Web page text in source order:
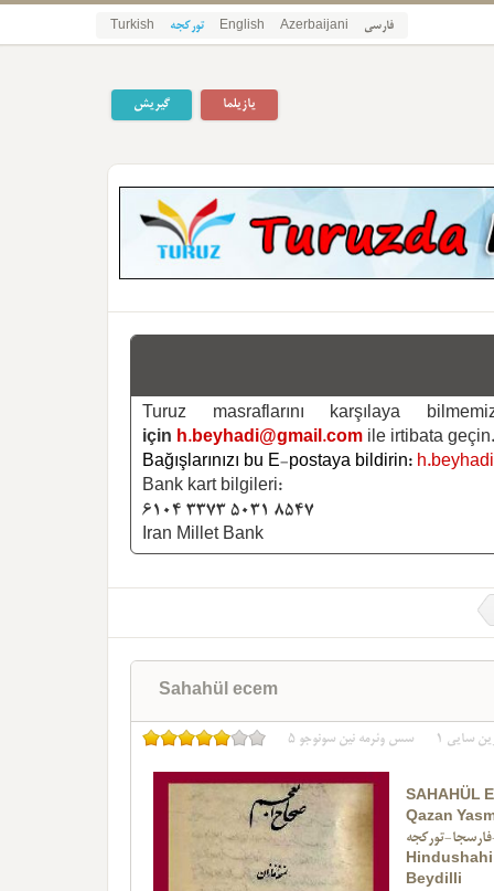
فارسی Azerbaijani
English تورکجه Turkish
گیریش یازیلما
Turuz masraflarını karşılaya
için h.beyhadi@gmail.com ile irtibata geçin.
Bağışlarınızı bu E-postaya bildirin:
Bank kart bilgileri:
6104 3373 5031 8547
Iran Millet Bank
Sahahül ecem
سایی 1 سس وئرمه نین سونوجو 5
SAHAHÜL
Qazan
تورکجه
Beydilli